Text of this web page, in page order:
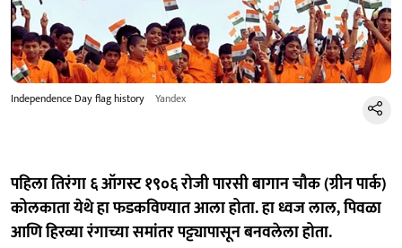
Independence Day flag history Yandex
पहिला तिरंगा ६ ऑगस्ट १९०६ रोजी पारसी बागान चौक (ग्रीन पार्क)
कोलकाता येथे हा फडकविण्यात आला होता. हा ध्वज लाल, पिवळा
आणि हिरव्या रंगाच्या समांतर पट्ट्यापासून बनवलेला होता.